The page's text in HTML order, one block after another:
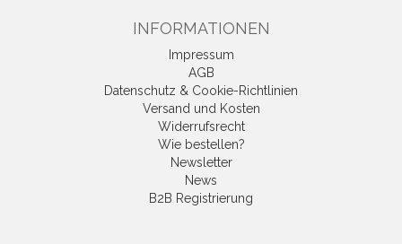
INFORMATIONEN
Impressum
AGB
Datenschutz & Cookie-Richtlinien
Versand und Kosten
Widerrufsrecht
Wie bestellen?
Newsletter
News
B2B Registrierung